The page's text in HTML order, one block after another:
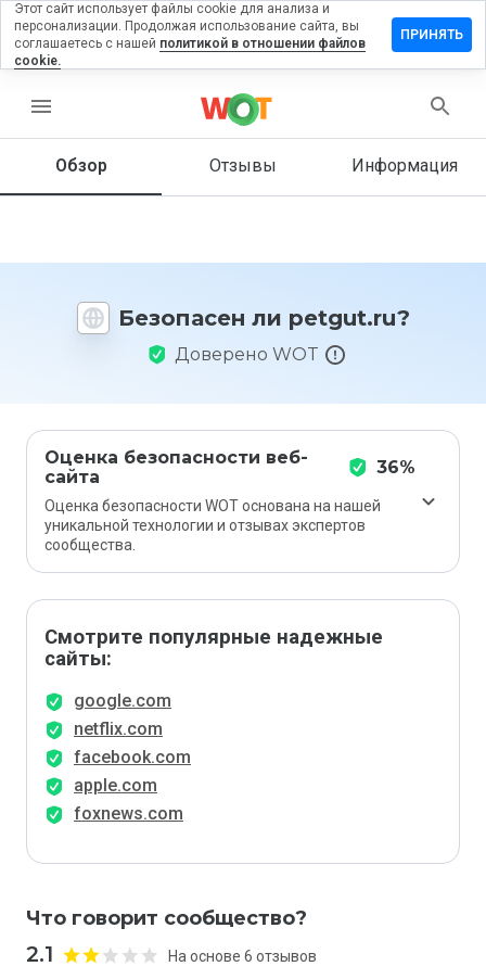
menu
Обзор Отзывы Информация
Безопасен ли petgut.ru?
Доверено WOT
Оценка безопасности веб-
сайта
36%
Оценка безопасности WOT основана на нашей
уникальной технологии и отзывах экспертов
сообщества.
Смотрите популярные надежные
сайты:
google.com
netflix.com
facebook.com
apple.com
foxnews.com
Что говорит сообщество?
2.1 На основе 6 отзывов
на
Как бы
этот
Этот сайт использует файлы cookie для анализа и
персонализации. Продолжая использование сайта, вы
соглашаетесь с нашей политикой в отношении файлов
cookie.
ПРИНЯТЬ